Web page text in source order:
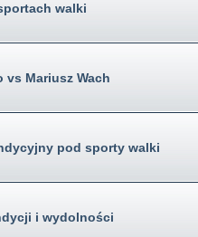
walki
Mariusz Wach
pod sporty walki
i wydolności